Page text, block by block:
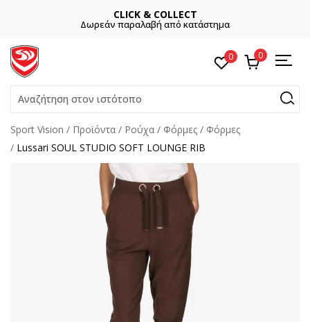
CLICK & COLLECT
Δωρεάν παραλαβή από κατάστημα
0 0
Αναζήτηση στον ιστότοπο
Sport Vision Προϊόντα Ρούχα Φόρμες
Φόρμες
Lussari SOUL STUDIO SOFT LOUNGE RIB